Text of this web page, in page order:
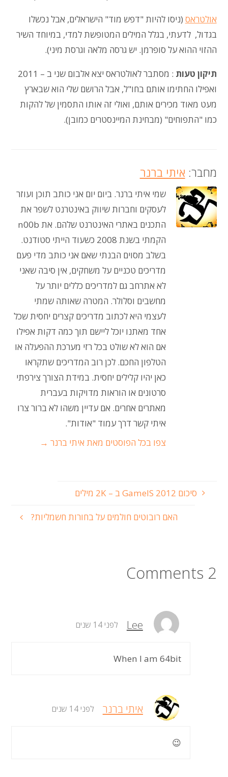
אולטראס (ניסו להיות "דפש מוד" הישראלים, אבל נכשלו
בגדול, לדעתי, בגלל המילים המטופשת למדי, במיוחד השיר
ההזוי ההוא על סופרמן. יש גרסה מלאה וגרסת מיני).
תיקון טעות
: מסתבר לאולטראס יצא אלבום שני ב – 2011
ואפילו החתימו אותם בחו"ל, אבל הרושם שלי הוא שבארץ
מעט מאוד מכירים אותם, ואולי זה אותו התסמין של להקות
כמו "התפוחים" (מבחינת המיינסטרים כמובן).
מחבר: איתי ברנר
שמי איתי ברנר. ביום יום אני כותב תוכן ועוזר
לעסקים וחברות שיווק באינטרנט לשפר את
התכנים באתרי האינטרנט שלהם. את n00b
הקמתי בשנת 2008 כשעוד הייתי סטודנט.
בשלב מסוים הבנתי שאם אני כותב מדי פעם
מדריכים טכניים על משחקים, אין סיבה שאני
לא אתרחב גם למדריכים כללים יותר על
מחשבים וסלולר. המטרה שאותה שמתי
לעצמי היא לכתוב מדריכים קצרים יחסית שכל
אחד מאתנו יוכל ליישם תוך כמה דקות אפילו
אם הוא לא שולט בכל רזי מערכת ההפעלה או
הטלפון החכם. לכן רוב המדריכים שתקראו
כאן יהיו קלילים יחסית. במידת הצורך צירפתי
סרטונים או הוראות מדויקות בעברית
מאתרים אחרים. אם עדיין משהו לא ברור צרו
איתי קשר דרך עמוד "אודות".
צפו בכל הפוסטים מאת איתי ברנר →
סיכום GameIS 2012 ב – 2K מילים
האם רובוטים חולמים על בחורות חשמליות?
2 Comments
Lee לפני 14 שנים
When I am 64bit
איתי ברנר לפני 14 שנים
😉